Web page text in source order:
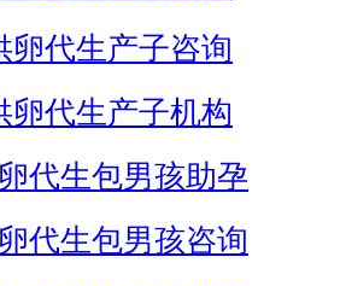
卵代生产子咨询
卵代生产子机构
代生包男孩助孕
代生包男孩咨询